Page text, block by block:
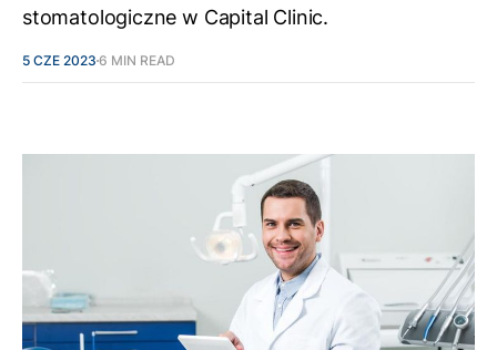
stomatologiczne w Capital Clinic.
5 CZE 2023 6 MIN READ